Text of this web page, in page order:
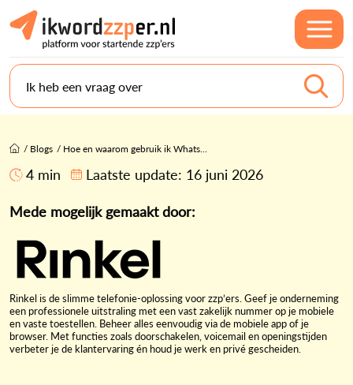
Ik heb een vraag over
/ Blogs / Hoe en waarom gebruik ik Whats...
4 min Laatste update: 16 juni 2026
Mede mogelijk gemaakt door:
Rinkel is de slimme telefonie-oplossing voorzzp’ers. Geef je onderneming
een professionele uitstraling meteen vast zakelijk nummer op je mobiele
en vaste toestellen. Beheer alles eenvoudig via de mobiele app of je
browser. Met functies zoals doorschakelen, voicemail en openingstijden
verbeter je de klantervaring én houd je werk en privé gescheiden.